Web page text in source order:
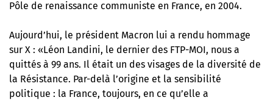
Pôle de renaissance communiste en France, en 2004.
Aujourd’hui, le président Macron lui a rendu hommage
sur X : «Léon Landini, le dernier des FTP-MOI, nous a
quittés à 99 ans. Il était un des visages de la diversité de
la Résistance. Par-delà l’origine et la sensibilité
politique : la France, toujours, en ce qu’elle a